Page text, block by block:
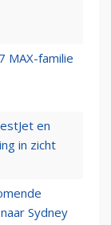
MAX-familie
en
in zicht
Sydney